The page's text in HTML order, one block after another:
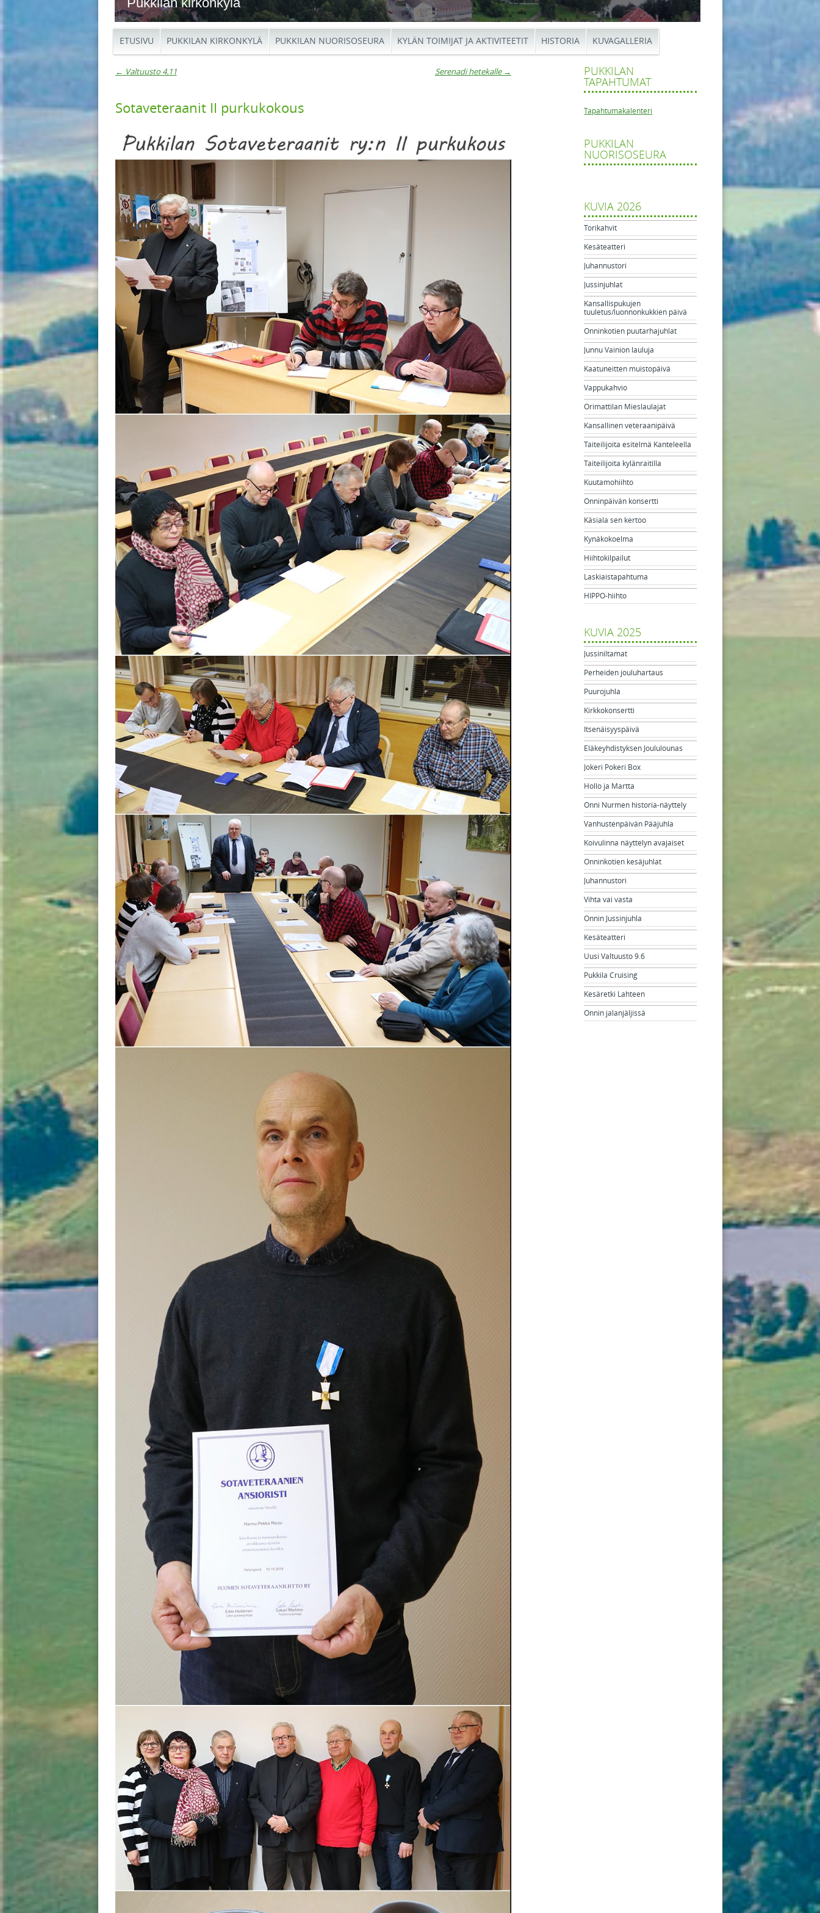
ETUSIVU PUKKILAN KIRKONKYLÄ PUKKILAN NUORISOSEURA KYLÄN TOIMIJAT JA AKTIVITEETIT HISTORIA KUVAGALLERIA
← Valtuusto 4.11 Serenadi hetekalle →
Sotaveteraanit II purkukokous
Artikkelien navigaatio
PUKKILAN
TAPAHTUMAT
Tapahtumakalenteri
PUKKILAN
NUORISOSEURA
KUVIA 2026
Torikahvit
Kesäteatteri
Juhannustori
Jussinjuhlat
Kansallispukujen
tuuletus/luonnonkukkien päivä
Onninkotien puutarhajuhlat
Junnu Vainion lauluja
Kaatuneitten muistopäivä
Vappukahvio
Orimattilan Mieslaulajat
Kansallinen veteraanipäivä
Taiteilijoita esitelmä Kanteleella
Taiteilijoita kylänraitilla
Kuutamohiihto
Onninpäivän konsertti
Käsiala sen kertoo
Kynäkokoelma
Hiihtokilpailut
Laskiaistapahtuma
HIPPO-hiihto
KUVIA 2025
Jussiniltamat
Perheiden jouluhartaus
Puurojuhla
Kirkkokonsertti
Itsenäisyyspäivä
Eläkeyhdistyksen Joululounas
Jokeri Pokeri Box
Hollo ja Martta
Onni Nurmen historia-näyttely
Vanhustenpäivän Pääjuhla
Koivulinna näyttelyn avajaiset
Onninkotien kesäjuhlat
Juhannustori
Vihta vai vasta
Onnin Jussinjuhla
Kesäteatteri
Uusi Valtuusto 9.6
Pukkila Cruising
Kesäretki Lahteen
Onnin jalanjäljissä